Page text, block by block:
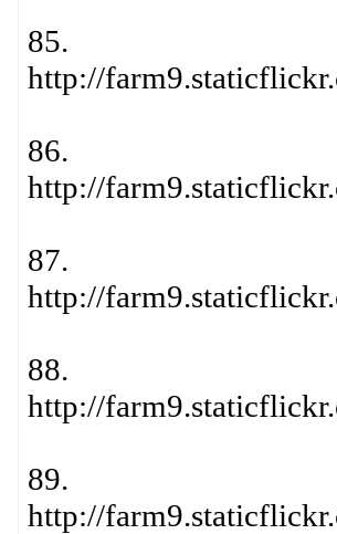
85.
http://
86.
http://
87.
http://
88.
http://
89.
http://